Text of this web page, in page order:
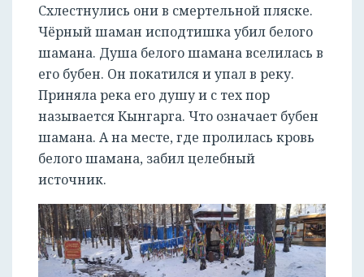
Схлестнулись они в смертельной пляске.
Чёрный шаман исподтишка убил белого
шамана. Душа белого шамана вселилась в
его бубен. Он покатился и упал в реку.
Приняла река его душу и с тех пор
называется Кынгарга. Что означает бубен
шамана. А на месте, где пролилась кровь
белого шамана, забил целебный
источник.